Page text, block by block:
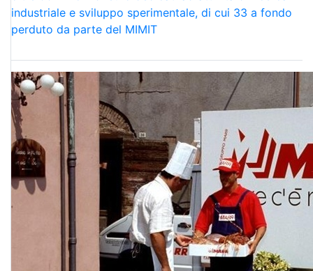
industriale e sviluppo sperimentale, di cui 33 a fondo
perduto da parte del MIMIT